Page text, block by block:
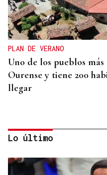
PLAN DE VERANO
Uno de los pueblos
Ourense y tiene 200
llegar
Lo último